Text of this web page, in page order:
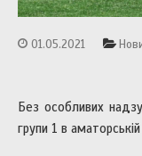
01.05.2021
Без особливих
групи 1 в